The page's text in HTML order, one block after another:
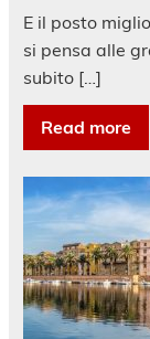
E il posto
si pensa alle
subito […]
Read more